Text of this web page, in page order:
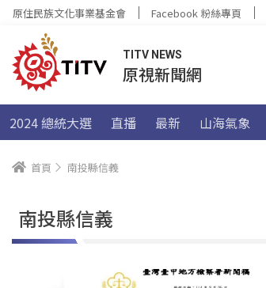
原住民族文化事業基金會 Facebook 粉絲專頁
TITV NEWS
原視新聞網
2024 總統大選 直播 最新 山海氣象
首頁 南投縣信義
南投縣信義